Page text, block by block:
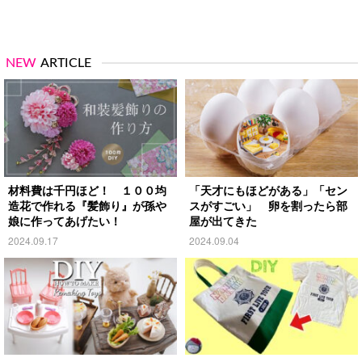
NEW ARTICLE
材料費は千円ほど！ １００均
造花で作れる『髪飾り』が孫や
娘に作ってあげたい！
2024.09.17
「天才にもほどがある」「セン
スがすごい」 卵を割ったら部
屋が出てきた
2024.09.04